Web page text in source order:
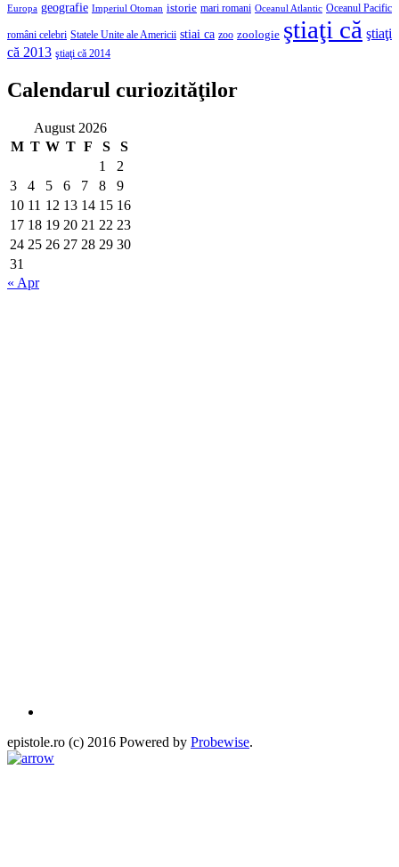
Europa geografie Imperiul Otoman istorie mari romani Oceanul Atlantic Oceanul Pacific
români celebri Statele Unite ale Americii stiai ca zoo zoologie ştiaţi că ştiaţi
că 2013 ştiaţi că 2014
Calendarul curiozităţilor
August 2026
M T W T F S
S
1
2
3
4 5 6 7 8
9
10 11 12 13 14 15 16
17 18 19 20 21 22 23
24 25 26 27 28 29 30
31
« Apr
epistole.ro (c) 2016 Powered by Probewise.